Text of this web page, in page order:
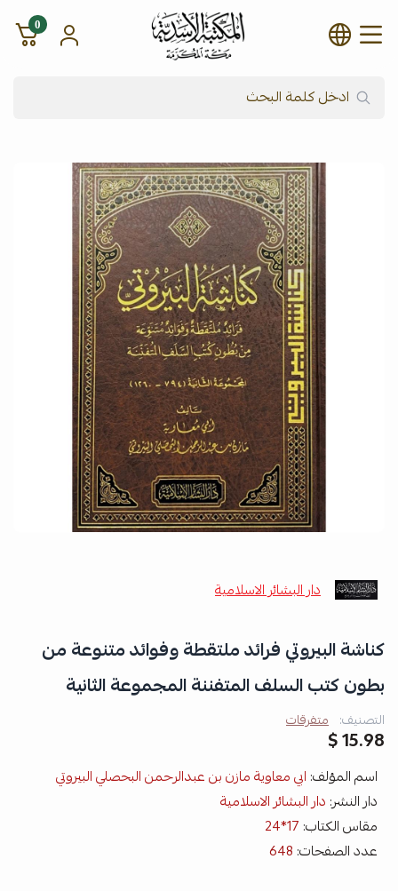
شركة المكتبة الأسدية للنشر
0
دار البشائر الاسلامية
كناشة البيروتي فرائد ملتقطة وفوائد متنوعة من
بطون كتب السلف المتفننة المجموعة الثانية
التصنيف: متفرقات
15.98 $
اسم المؤلف: ابي معاوية مازن بن عبدالرحمن البحصلي البيروتي
دار النشر: دار البشائر الاسلامية
مقاس الكتاب:
عدد الصفحات: 648